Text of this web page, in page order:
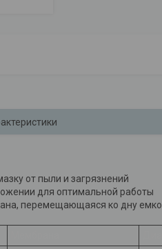
от пыли и загрязнений
для оптимальной работы
перемещающаяся ко дну